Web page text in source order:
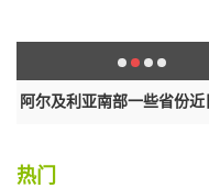
阿尔及利亚南部一些省份近
热门